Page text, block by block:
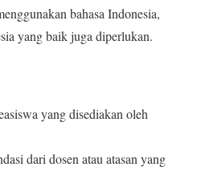
bahasa Indonesia,
yang baik juga diperlukan.
yang disediakan oleh
dari dosen atau atasan yang